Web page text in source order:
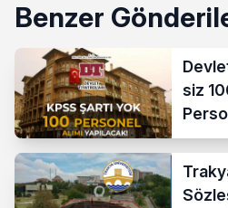
Benzer
siz